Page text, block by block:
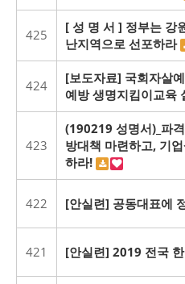
425
[ 성 명 서 ] 정부는 강
난지역으로 선포하라
424
[보도자료] 국회자살
예방 생명지킴이교육
423
(190219 성명서)_파
방대책 마련하고, 기
하라!
422 [안실련] 공동대표에
421 [안실련] 2019 전국